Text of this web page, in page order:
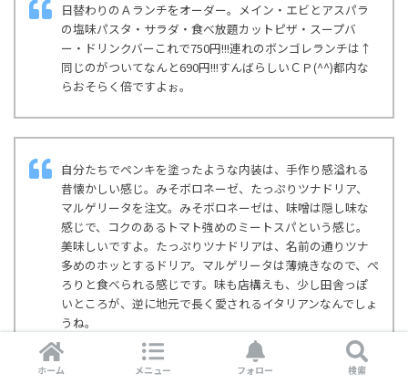
日替わりのＡランチをオーダー。メイン・エビとアスパラ
の塩味パスタ・サラダ・食べ放題カットピザ・スープバ
ー・ドリンクバーこれで750円!!!連れのボンゴレランチは↑
同じのがついてなんと690円!!!すんばらしいＣＰ(^^)都内な
らおそらく倍ですよぉ。
自分たちでペンキを塗ったような内装は、手作り感溢れる
昔懐かしい感じ。みそボロネーゼ、たっぷりツナドリア、
マルゲリータを注文。みそボロネーゼは、味噌は隠し味な
感じで、コクのあるトマト強めのミートスパという感じ。
美味しいですよ。たっぷりツナドリアは、名前の通りツナ
多めのホッとするドリア。マルゲリータは薄焼きなので、ぺ
ろりと食べられる感じです。味も店構えも、少し田舎っぽ
いところが、逆に地元で長く愛されるイタリアンなんでしょ
うね。
ホーム メニュー フォロー 検索